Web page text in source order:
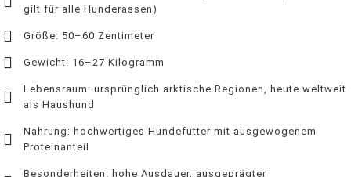
gilt für alle Hunderassen)
Größe: 50–60 Zentimeter
Gewicht: 16–27 Kilogramm
Lebensraum: ursprünglich arktische Regionen, heute weltweit
als Haushund
Nahrung: hochwertiges Hundefutter mit ausgewogenem
Proteinanteil
Besonderheiten: hohe Ausdauer, ausgeprägter